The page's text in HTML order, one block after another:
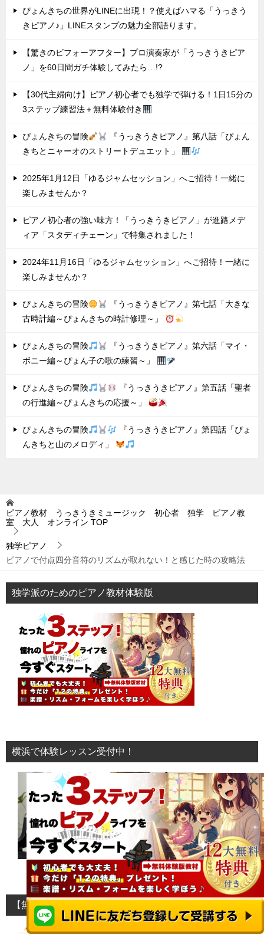
ぴょんきちの世界がLINEに出現！？使えばハマる「うっきう
きピアノ♪」LINEスタンプの魅力全部語ります。
【驚きのビフォーアフター】プロ演奏家が「うっきうきピア
ノ」を60日間ガチ体験してみたら…!?
【30代主婦向け】ピアノ初心者でも独学で弾ける！1日15分の
3ステップ練習法＋無料体験付き
ぴょんきちの冒険
『うっきうきピアノ』第八話「ぴょん
きちとニャーオのストリートデュエット」
2025年1月12日「ゆるジャムセッション」へご招待！一緒に
楽しみませんか？
ピアノ初心者の強い味方！「うっきうきピアノ」が進路メデ
ィア「スタディチェーン」で特集されました！
2024年11月16日「ゆるジャムセッション」へご招待！一緒に
楽しみませんか？
ぴょんきちの冒険
『うっきうきピアノ』第七話「大きな
古時計編～ぴょんきちの時計修理～」
ぴょんきちの冒険
『うっきうきピアノ』第六話「マイ・
ボニー編～ぴょん子の歌の練習～」
ぴょんきちの冒険
『うっきうきピアノ』第五話「聖者
の行進編～ぴょんきちの応援～」
ぴょんきちの冒険
『うっきうきピアノ』第四話「ぴょ
んきちと山のメロディ」
ピアノ教材 うっきうきミュージック 初心者 独学 ピアノ教
室 大人 オンライン TOP
独学ピアノ
ピアノで付点四分音符のリズムが取れない！と感じた時の攻略法
独学派のためのピアノ教材体験版
横浜で体験レッスン受付中！
【無料体験版】1万曲以上伴奏付きの譜面Metronaut
×